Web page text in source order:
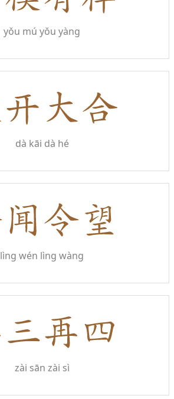
yǒu mú yǒu yàng
dà kāi dà hé
lìng wén lìng wàng
zài sān zài sì